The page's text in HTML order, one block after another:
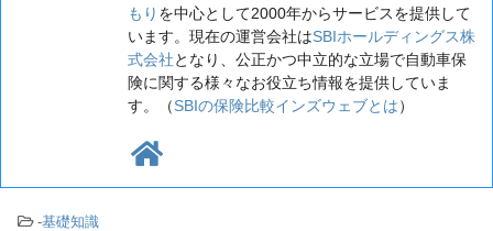
もり を中心として2000年からサービスを提供して
います。現在の運営会社はSBIホールディングス株
式会社となり、公正かつ中立的な立場で自動車保
険に関する様々なお役立ち情報を提供していま
す。（SBIの保険比較インズウェブとは）
-基礎知識